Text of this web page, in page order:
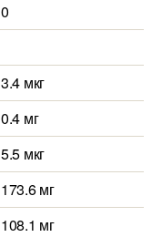
0
3.4 мкг
0.4 мг
5.5 мкг
173.6 мг
108.1 мг